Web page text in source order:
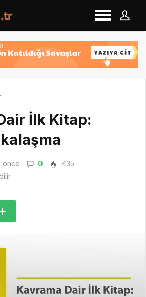
İlk Kitap:
önce 0
435